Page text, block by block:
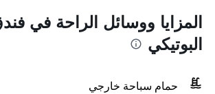
المزايا ووسائل الراحة في
البوتيكي
حمام سباحة خارجي